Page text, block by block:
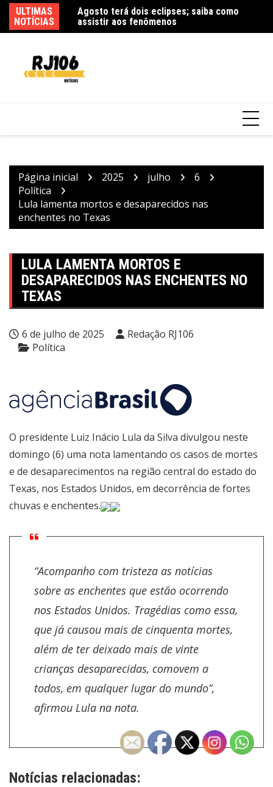
para
o
ULTIMAS
NOTÍCIAS
Agosto terá dois eclipses; saiba como
assistir aos fenômenos
Página inicial 2025 julho
6
Política
Lula lamenta mortos e desaparecidos nas
enchentes no Texas
LULA LAMENTA MORTOS E
DESAPARECIDOS NAS ENCHENTES NO
TEXAS
6 de julho de 2025
Redação RJ106
Política
O presidente Luiz Inácio Lula da Silva divulgou neste
domingo (6) uma nota lamentando os casos de mortes
e de desaparecimentos na região central do estado do
Texas, nos Estados Unidos, em decorrência de fortes
chuvas e enchentes.
“Acompanho com tristeza as notícias
sobre as enchentes que estão ocorrendo
nos Estados Unidos. Tragédias como essa,
que já causou mais de cinquenta mortes,
além de ter deixado mais de vinte
crianças desaparecidas, comovem a
todos, em qualquer lugar do mundo”,
afirmou Lula na nota.
Notícias relacionadas: